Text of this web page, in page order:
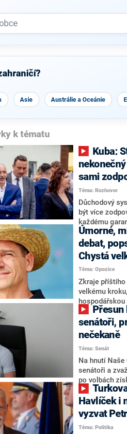
Asie Austrálie a Oceánie
k tématu
sami
Téma: Rozhovor
Důchodový
být více
každému
Chybí tu nový
hejtman
Česko Martin
V čele státu
střetem zájmů
dodal. Řešení
Úmorné,
debat,
Chystá
Téma: Opozice
Zkraje
velkému
hospodářskou
stárnutí
nový
senátních
aktivitu
komentátoři
úmorná práce
námi navíc
svoje témata,“
NEWS.
senátoři,
nečekaně
Téma: Senát
Na hnutí
senátoři a
po volbách
NEWS to řekl
Martin Kuba.
například
součástí klubu
redakce
Havlíček i
vyzvat
Téma: Politika